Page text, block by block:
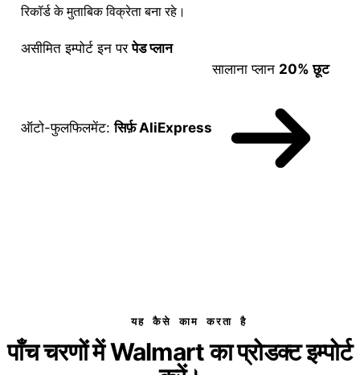
रिकॉर्ड के मुताबिक विक्रेता बना रहे।
असीमित इम्पोर्ट इन परपेड प्लान
ऑटो-फुलफिलमेंट:सिर्फ़ AliExpress
सालाना प्लान 20% छूट
यह कैसे काम करता है
पाँच चरणों में Walmart का प्रोडक्ट इम्पोर्ट